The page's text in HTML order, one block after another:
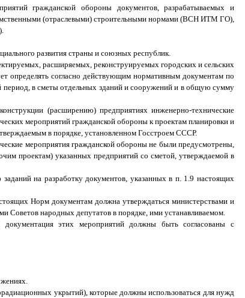
гражданской обороны документов, разрабатываемых и
(отраслевыми) строительными нормами (ВСН ИТМ ГО),
развития страны и союзных республик.
расширяемых, реконструируемых городских и сельских
определять согласно действующим нормативным документам по
период, в сметы отдельных зданий и сооружений и в общую сумму
(расширению) предприятиях инженерно-технические
мероприятий гражданской обороны к проектам планировки и
в порядке, установленном Госстроем СССР.
мероприятия гражданской обороны не были предусмотрены,
проектам) указанных предприятий со сметой, утверждаемой в
на разработку документов, указанных в п. 1.9 настоящих
Норм документам должна утверждаться министерствами и
народных депутатов в порядке, ими устанавливаемом.
документация этих мероприятий должны быть согласованы с
укрытий), которые должны использоваться для нужд